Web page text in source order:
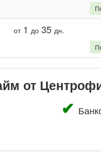
от 1 до 35 дн.
от